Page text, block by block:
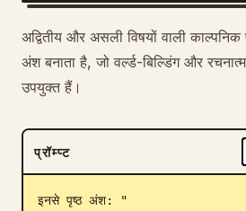
प्रॉम्प्ट
मूल्य निर्धारण
डाउनलोड
अद्वितीय और असली विषयों वाली
अंश बनाता है, जो वर्ल्ड-बिल्डिंग और
उपयुक्त हैं।
प्रॉम्प्ट
इनसे पृष्ठ अंश: "